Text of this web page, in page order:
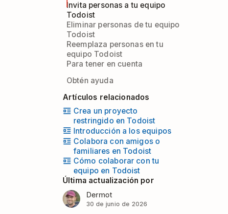
Invita personas a tu equipo
Todoist
Eliminar personas de tu equipo
Todoist
Reemplaza personas en tu
equipo Todoist
Para tener en cuenta
Obtén ayuda
Artículos relacionados
Crea un proyecto
restringido en Todoist
Introducción a los equipos
Colabora con amigos o
familiares en Todoist
Cómo colaborar con tu
equipo en Todoist
Última actualización por
Dermot
30 de junio de 2026